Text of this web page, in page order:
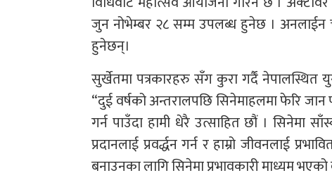
जुन नोभेम्बर २८ सम्म उपलब्ध हुनेछ । अनलाईन
हुनेछन्।
सुर्खेतमा पत्रकारहरु सँग कुरा गर्दैं नेपालस्थित
“दुई वर्षको अन्तरालपछि सिनेमाहलमा फेरि जान
गर्न पाउँदा हामी धेरै उत्साहित छौं । सिनेमा
प्रदानलाई प्रवर्द्धन गर्न र हाम्रो जीवनलाई
बनाउनका लागि सिनेमा प्रभावकारी माध्यम भएको